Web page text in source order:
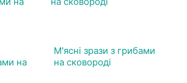
на
М'ясні зрази з грибами
на сковороді